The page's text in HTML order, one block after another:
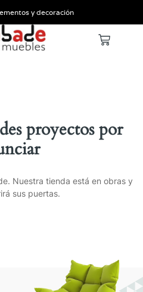
y decoración
proyectos por
Nuestra tienda está en obras y
sus puertas.